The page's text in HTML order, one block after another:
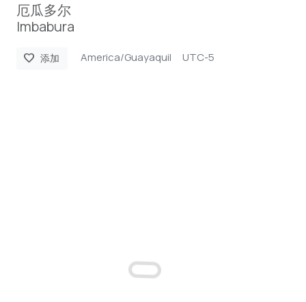
厄瓜多尔
Imbabura
favorite 添加 America/Guayaquil UTC-5